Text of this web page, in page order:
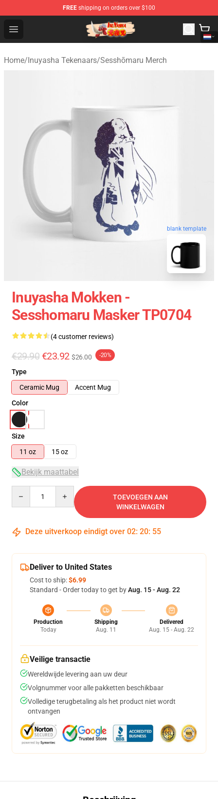
FREE shipping on orders over $100
Open menu
Inuyasha Store - Official Inuyasha Merchandise Shop
Home/Inuyasha Tekenaars/Sesshōmaru Merch
blank template
Inuyasha Mokken -
Sesshomaru Masker TP0704
(4 customer reviews)
€29.90 €23.92 $26.00 -20%
Type
Ceramic Mug
Accent Mug
Color
Size
11 oz
15 oz
Bekijk maattabel
TOEVOEGEN AAN
WINKELWAGEN
Deze uitverkoop eindigt over 02: 20: 54
Deliver to United States
Cost to ship:$6.99
Standard - Order today to get byAug. 15 - Aug. 22
Production
Today
Shipping
Aug. 11
Delivered
Aug. 15 - Aug. 22
Veilige transactie
Wereldwijde levering aan uw deur
Volgnummer voor alle pakketten beschikbaar
Volledige terugbetaling als het product niet wordt
ontvangen